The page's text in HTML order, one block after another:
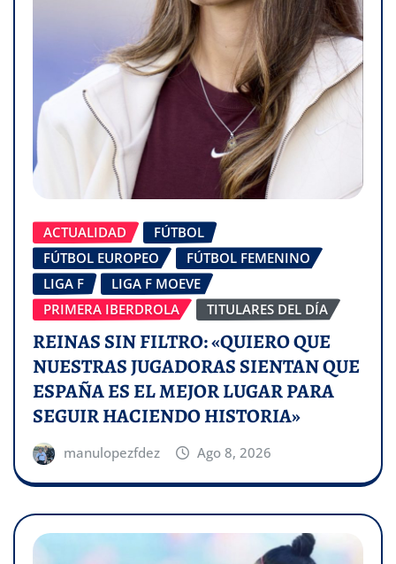
ACTUALIDAD
FÚTBOL
FÚTBOL EUROPEO
FÚTBOL FEMENINO
LIGA F
LIGA F MOEVE
PRIMERA IBERDROLA
TITULARES DEL DÍA
REINAS SIN FILTRO: «QUIERO QUE
NUESTRAS JUGADORAS SIENTAN QUE
ESPAÑA ES EL MEJOR LUGAR PARA
SEGUIR HACIENDO HISTORIA»
manulopezfdez Ago 8, 2026